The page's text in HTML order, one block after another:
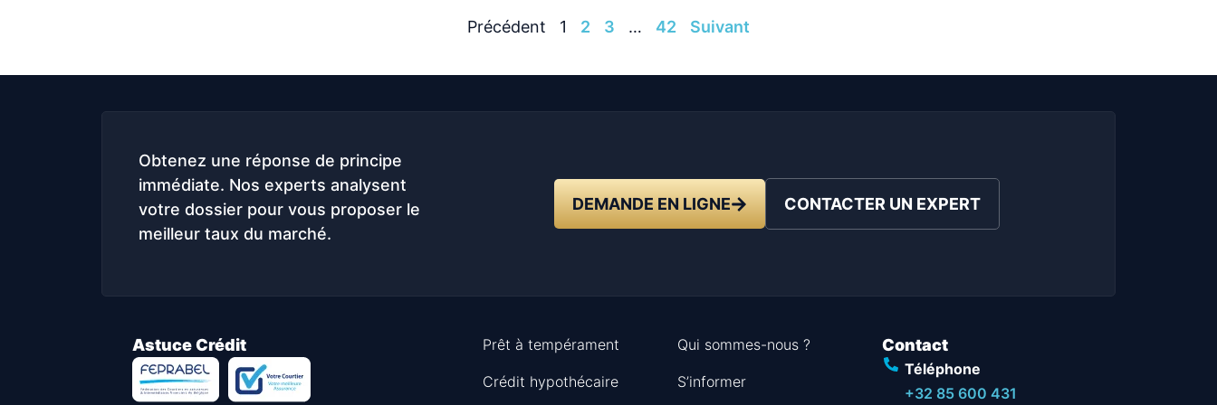
Précédent 1 2 3 … 42 Suivant
Obtenez une réponse de principe
immédiate. Nos experts analysent
votre dossier pour vous proposer le
meilleur taux du marché.
DEMANDE EN LIGNE CONTACTER UN EXPERT
Astuce Crédit Prêt à tempérament
Crédit hypothécaire
Qui sommes-nous ?
S’informer
Contact
Téléphone
+32 85 600 431